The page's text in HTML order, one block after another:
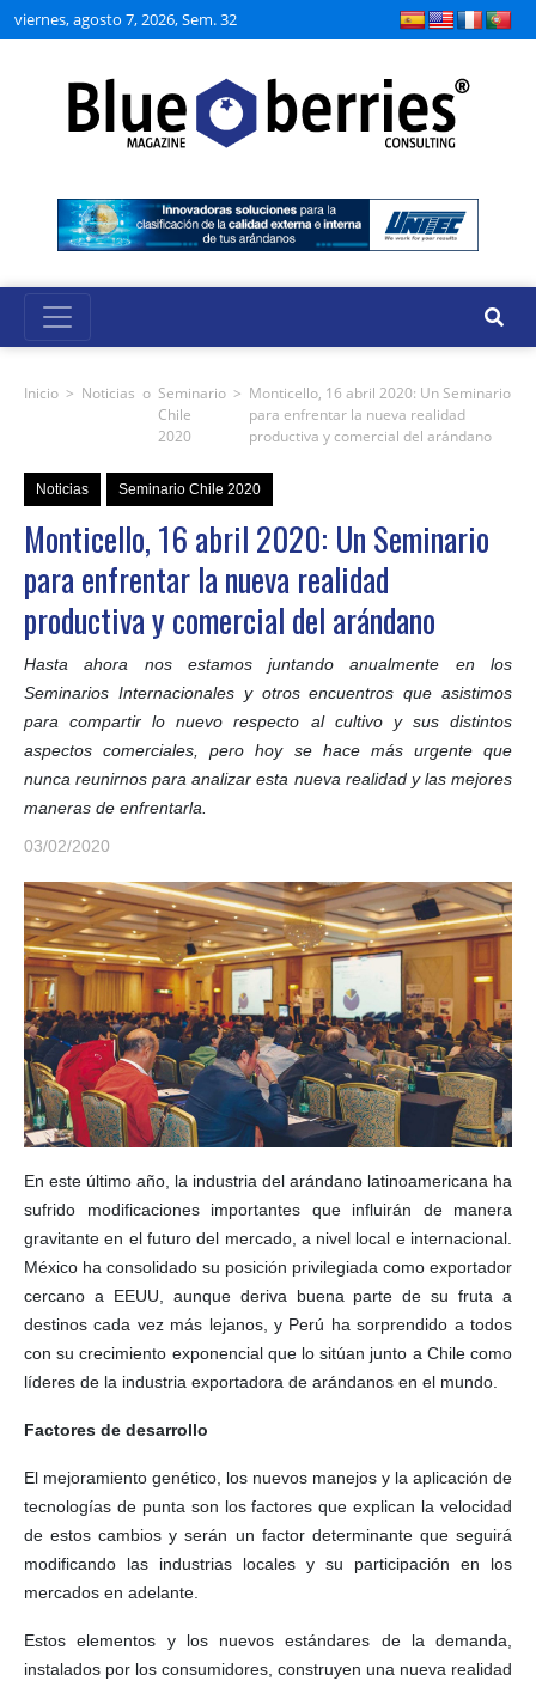
viernes, agosto 7, 2026, Sem. 32
Inicio > Noticias o Seminario
Chile
2020
> Monticello, 16 abril 2020: Un Seminario
para enfrentar la nueva realidad
productiva y comercial del arándano
Noticias Seminario Chile 2020
Monticello, 16 abril 2020: Un Seminario
para enfrentar la nueva realidad
productiva y comercial del arándano
Hasta ahora nos estamos juntando anualmente en los
Seminarios Internacionales y otros encuentros que asistimos
para compartir lo nuevo respecto al cultivo y sus distintos
aspectos comerciales, pero hoy se hace más urgente que
nunca reunirnos para analizar esta nueva realidad y las mejores
maneras de enfrentarla.
03/02/2020
En este último año, la industria del arándano latinoamericana ha
sufrido modificaciones importantes que influirán de manera
gravitante en el futuro del mercado, a nivel local e internacional.
México ha consolidado su posición privilegiada como exportador
cercano a EEUU, aunque deriva buena parte de su fruta a
destinos cada vez más lejanos, y Perú ha sorprendido a todos
con su crecimiento exponencial que lo sitúan junto a Chile como
líderes de la industria exportadora de arándanos en el mundo.
Factores de desarrollo
El mejoramiento genético, los nuevos manejos y la aplicación de
tecnologías de punta son los factores que explican la velocidad
de estos cambios y serán un factor determinante que seguirá
modificando las industrias locales y su participación en los
mercados en adelante.
Estos elementos y los nuevos estándares de la demanda,
instalados por los consumidores, construyen una nueva realidad